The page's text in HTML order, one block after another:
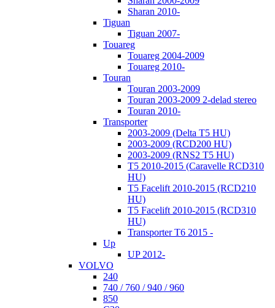
Sharan 2010-
Tiguan
Tiguan 2007-
Touareg
Touareg 2004-2009
Touareg 2010-
Touran
Touran 2003-2009
Touran 2003-2009 2-delad stereo
Touran 2010-
Transporter
2003-2009 (Delta T5 HU)
2003-2009 (RCD200 HU)
2003-2009 (RNS2 T5 HU)
T5 2010-2015 (Caravelle RCD310
HU)
T5 Facelift 2010-2015 (RCD210
HU)
T5 Facelift 2010-2015 (RCD310
HU)
Transporter T6 2015 -
Up
UP 2012-
VOLVO
240
740 / 760 / 940 / 960
850